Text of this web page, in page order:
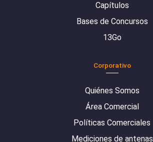
Capítulos
Bases de Concursos
13Go
Corporativo
Quiénes Somos
Área Comercial
Políticas Comerciales
Mediciones de antenas